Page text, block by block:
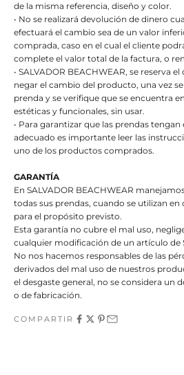
de la misma referencia, diseño y color.
• No se realizará devolución de dinero
efectuará el cambio sea de un valor
comprada, caso en el cual el cliente
complete el valor total de la factura, o
• SALVADOR BEACHWEAR, se reserva
negar el cambio del producto, una vez
prenda y se verifique que se encuentra
estéticas y funcionales, sin usar.
• Para garantizar que las prendas
adecuado es importante leer las
uno de los productos comprados.
GARANTÍA
En SALVADOR BEACHWEAR
todas sus prendas, cuando se utilizan
para el propósito previsto.
Esta garantía no cubre el mal uso,
cualquier modificación de un artículo de
No nos hacemos responsables de las
derivados del mal uso de nuestros
el desgaste general, no se considera un
o de fabricación.
COMPARTIR